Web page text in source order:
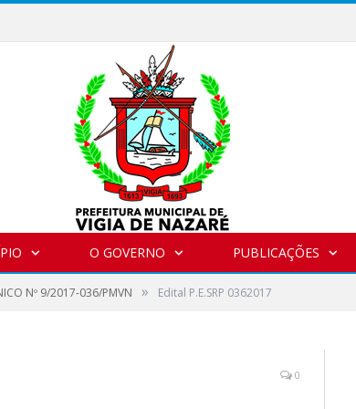
O GOVERNO PUBLICAÇÕES
Nº 9/2017-036/PMVN » Edital P.E.SRP 0362017
0